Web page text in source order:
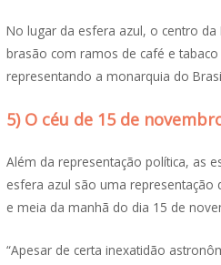
No lugar da esfera azul, o centro
brasão com ramos de café e
representando a monarquia do
5) O céu de 15 de
Além da representação política, as
esfera azul são uma representação
e meia da manhã do dia 15 de
“Apesar de certa inexatidão